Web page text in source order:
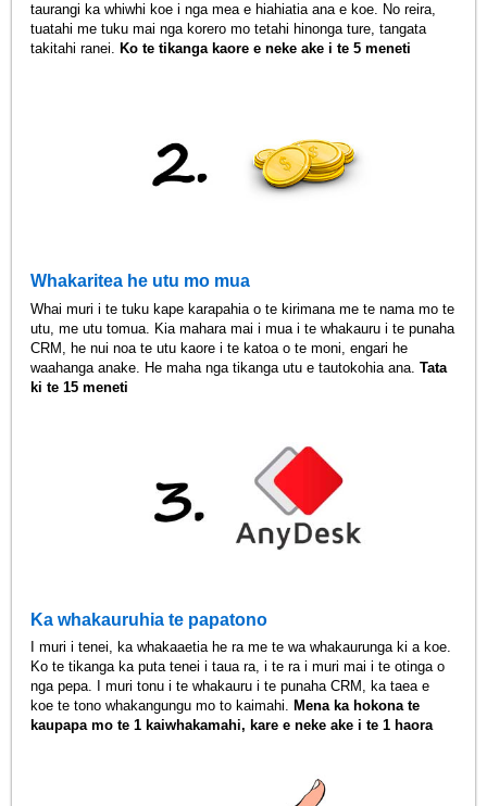
taurangi ka whiwhi koe i nga mea e hiahiatia ana e koe. No reira,
tuatahi me tuku mai nga korero mo tetahi hinonga ture, tangata
takitahi ranei. Ko te tikanga kaore e neke ake i te 5 meneti
Whakaritea he utu mo mua
Whai muri i te tuku kape karapahia o te kirimana me te nama mo te
utu, me utu tomua. Kia mahara mai i mua i te whakauru i te punaha
CRM, he nui noa te utu kaore i te katoa o te moni, engari he
waahanga anake. He maha nga tikanga utu e tautokohia ana.Tata
ki te 15 meneti
Ka whakauruhia te papatono
I muri i tenei, ka whakaaetia he ra me te wa whakaurunga ki a koe.
Ko te tikanga ka puta tenei i taua ra, i te ra i muri mai i te otinga o
nga pepa. I muri tonu i te whakauru i te punaha CRM, ka taea e
koe te tono whakangungu mo to kaimahi.
Mena ka hokona te
kaupapa mo te 1 kaiwhakamahi, kare e neke ake i te 1 haora